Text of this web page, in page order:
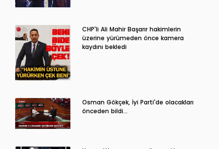
CHP'li Ali Mahir Başarır hakimlerin
üzerine yürümeden önce kamera
kaydını bekledi
Osman Gökçek, İyi Parti'de olacakları
önceden bildi...